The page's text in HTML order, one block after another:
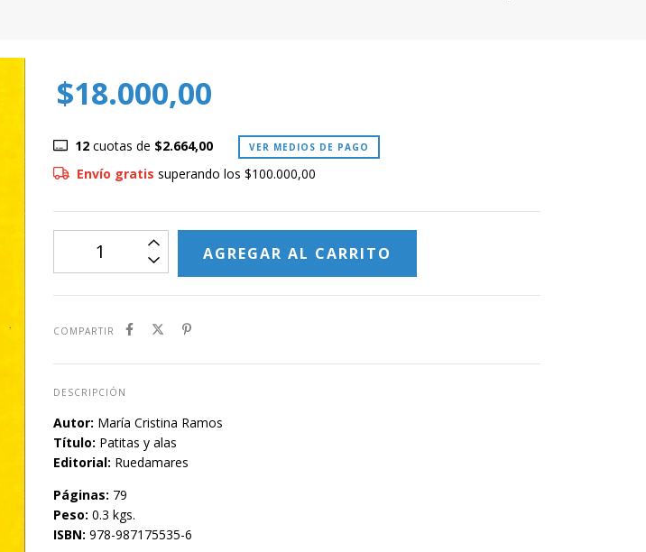
$18.000,00
12cuotas de $2.664,00 VER MEDIOS DE PAGO
Envío gratis superando los $100.000,00
COMPARTIR
DESCRIPCIÓN
Autor: María Cristina Ramos
Título: Patitas y alas
Editorial: Ruedamares
Páginas: 79
Peso: 0.3 kgs.
ISBN: 978-987175535-6